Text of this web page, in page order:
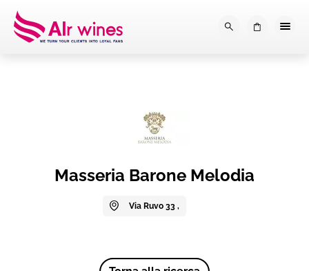
Dalla loro vendemmia, alla
Masseria Barone Melodia
Via Ruvo 33 ,